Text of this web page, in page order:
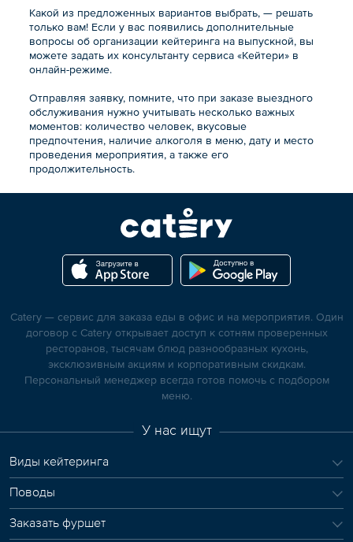
Какой из предложенных вариантов выбрать, — решать
только вам! Если у вас появились дополнительные
вопросы об организации кейтеринга на выпускной, вы
можете задать их консультанту сервиса «Кейтери» в
онлайн-режиме.
Отправляя заявку, помните, что при заказе выездного
обслуживания нужно учитывать несколько важных
моментов: количество человек, вкусовые
предпочтения, наличие алкоголя в меню, дату и место
проведения мероприятия, а также его
продолжительность.
Catery — сервис для заказа еды в офис и на мероприятия. Один
договор с Catery открывает доступ к сотням проверенных
ресторанов, тысячам блюд разнообразных кухонь,
эксклюзивным акциям и корпоративным скидкам.
Персональный менеджер всегда готов помочь с подбором
меню.
У нас ищут
Виды кейтеринга
Поводы
Заказать фуршет